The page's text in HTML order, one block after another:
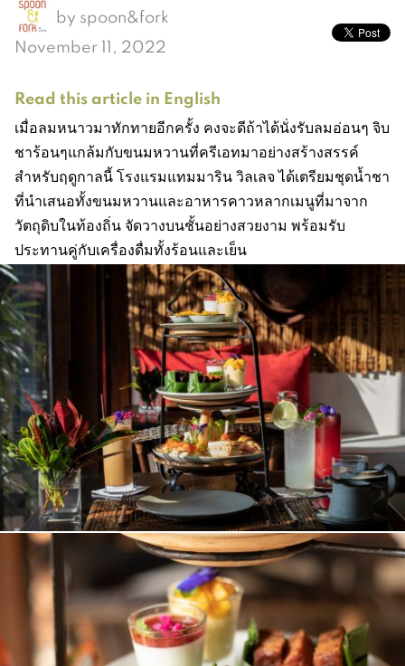
by spoon&fork
November 11, 2022
Read this article in English
เมื่อลมหนาวมาทักทายอีกครั้ง คงจะดีถ้าได้นั่งรับลมอ่อนๆ จิบ
ชาร้อนๆแกล้มกับขนมหวานที่ครีเอทมาอย่างสร้างสรรค์
สำหรับฤดูกาลนี้ โรงแรมแทมมาริน วิลเลจ ได้เตรียมชุดน้ำชา
ที่นำเสนอทั้งขนมหวานและอาหารคาวหลากเมนูที่มาจาก
วัตถุดิบในท้องถิ่น จัดวางบนชั้นอย่างสวยงาม พร้อมรับ
ประทานคู่กับเครื่องดื่มทั้งร้อนและเย็น